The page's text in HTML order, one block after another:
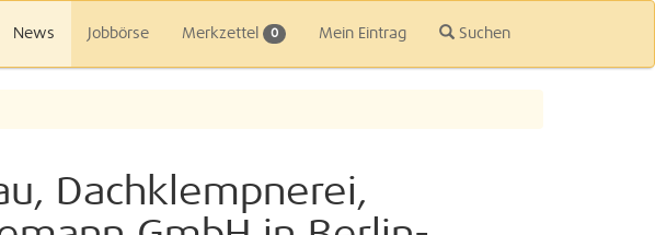
News Jobbörse Merkzettel 0 Mein Eintrag Suchen
Dachklempnerei,